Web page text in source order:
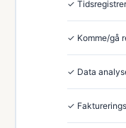
✓
✓ Komme/gå
✓ Data
✓